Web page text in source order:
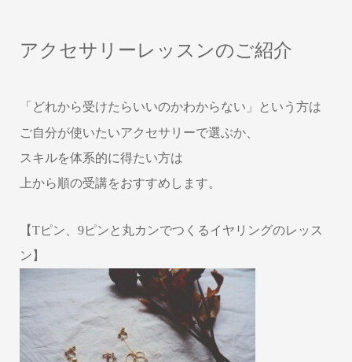
アクセサリーレッスンのご紹介
「どれから受けたらいいのかわからない」という方は
ご自分が使いたいアクセサリーで選ぶか、
スキルを体系的に得たい方は
上から順の受講をおすすめします。
【Tピン、9ピンと丸カンでつくるイヤリングのレッス
ン】